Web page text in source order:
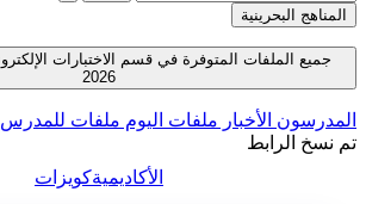
المناهج البحرينية
2026
المدرسون الأخبار ملفات اليوم ملفات للمدرس
تم نسخ الرابط
الأكاديميةكويزات